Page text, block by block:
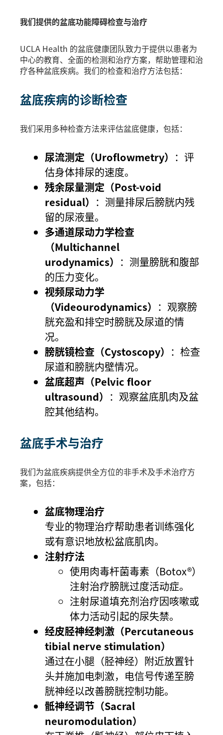
我们提供的盆底功能障碍检查与治疗
UCLA Health 的盆底健康团队致力于提供以患者为
中心的教育、全面的检测和治疗方案，帮助管理和治
疗各种盆底疾病。我们的检查和治疗方法包括：
盆底疾病的诊断检查
我们采用多种检查方法来评估盆底健康，包括：
尿流测定（Uroflowmetry） ：评
估身体排尿的速度。
残余尿量测定（Post-void
residual） ：测量排尿后膀胱内残
留的尿液量。
多通道尿动力学检查
（Multichannel
urodynamics） ：测量膀胱和腹部
的压力变化。
视频尿动力学
（Videourodynamics） ：观察膀
胱充盈和排空时膀胱及尿道的情
况。
膀胱镜检查（Cystoscopy） ：检查
尿道和膀胱内壁情况。
盆底超声（Pelvic floor
ultrasound） ：观察盆底肌肉及盆
腔其他结构。
盆底手术与治疗
我们为盆底疾病提供全方位的非手术及手术治疗方
案，包括：
盆底物理治疗
专业的物理治疗帮助患者训练强化
或有意识地放松盆底肌肉。
注射疗法
使用肉毒杆菌毒素（Botox®）
注射治疗膀胱过度活动症。
注射尿道填充剂治疗因咳嗽或
体力活动引起的尿失禁。
经皮胫神经刺激（Percutaneous
tibial nerve stimulation）
通过在小腿（胫神经）附近放置针
头并施加电刺激，电信号传递至膀
胱神经以改善膀胱控制功能。
骶神经调节（Sacral
neuromodulation）